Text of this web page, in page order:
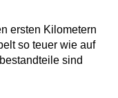
ersten Kilometern
so teuer wie auf
sind